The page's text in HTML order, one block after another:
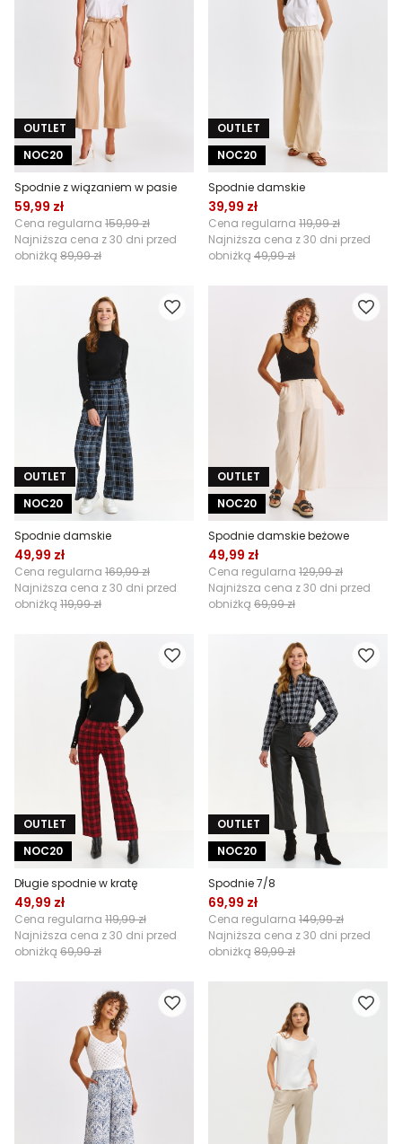
OUTLET
NOC20
Spodnie z wiązaniem w pasie
59,99 zł
Cena regularna 159,99 zł
Najniższa cena z 30 dni przed
obniżką 89,99 zł
OUTLET
NOC20
Spodnie damskie
39,99 zł
Cena regularna 119,99 zł
Najniższa cena z 30 dni przed
obniżką 49,99 zł
OUTLET
NOC20
Spodnie damskie
49,99 zł
Cena regularna 169,99 zł
Najniższa cena z 30 dni przed
obniżką 119,99 zł
OUTLET
NOC20
Spodnie damskie beżowe
49,99 zł
Cena regularna 129,99 zł
Najniższa cena z 30 dni przed
obniżką 69,99 zł
OUTLET
NOC20
Długie spodnie w kratę
49,99 zł
Cena regularna 119,99 zł
Najniższa cena z 30 dni przed
obniżką 69,99 zł
OUTLET
NOC20
Spodnie 7/8
69,99 zł
Cena regularna 149,99 zł
Najniższa cena z 30 dni przed
obniżką 89,99 zł